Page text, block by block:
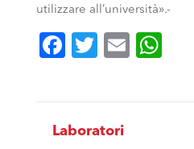
utilizzare all’università».-
Facebook
Twitter
Email
Laboratori